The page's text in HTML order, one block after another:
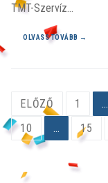
TMT-Szervíz…
OLVASS TOVÁBB →
Bejegyzések
lapozása
ELŐZŐ 1 …
10
… 15